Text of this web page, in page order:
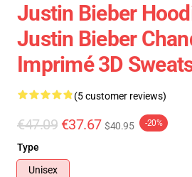
Justin Bieber
Justin Bieber
Imprimé 3D
(5 customer reviews)
€47.09 €37.67 $40.95 -20%
Type
Unisex